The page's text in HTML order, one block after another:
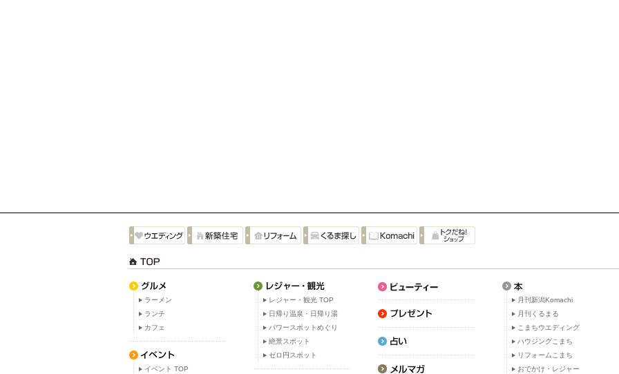
ラーメン
ランチ
カフェ
イベント TOP
レジャー・観光 TOP
日帰り温泉・日帰り湯
パワースポットめぐり
絶景スポット
ゼロ円スポット
月刊新潟Komachi
月刊くるまる
こまちウエディング
ハウジングこまち
リフォームこまち
おでかけ・レジャー